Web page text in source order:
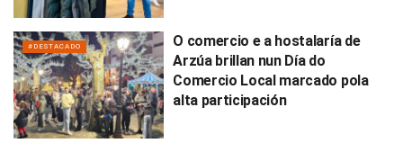
#DESTACADO
O comercio e a hostalaría de
Arzúa brillan nun Día do
Comercio Local marcado pola
alta participación